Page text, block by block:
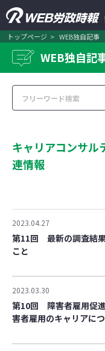
トップページ WEB独自記事
WEB独自記
キャリアコンサ
連情報
2023.04.27
第11回 最新の調査結
こと
2023.03.30
第10回 障害者雇用促
害者雇用のキャリアに